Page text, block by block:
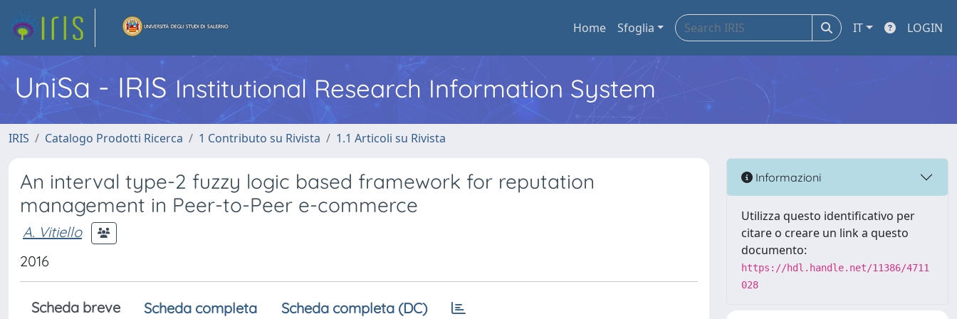
Home Sfoglia IT LOGIN
UniSa - IRIS Institutional Research Information System
IRIS Catalogo Prodotti Ricerca 1 Contributo su Rivista 1.1 Articoli su Rivista
An interval type-2 fuzzy logic based framework for reputation
management in Peer-to-Peer e-commerce
A. Vitiello
2016
Scheda breve Scheda completa Scheda completa (DC)
Informazioni
Utilizza questo identificativo per
citare o creare un link a questo
documento:
https://hdl.handle.net/11386/4711
028